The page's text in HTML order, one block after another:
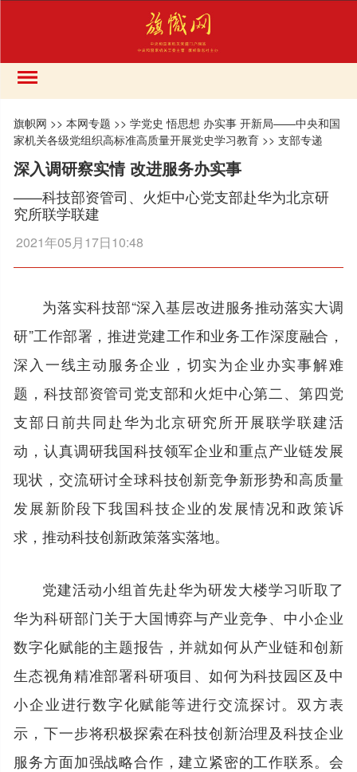
旗帜网 >>本网专题 >>学党史 悟思想 办实事 开新局——中央和国
家机关各级党组织高标准高质量开展党史学习教育 >>支部专递
深入调研察实情 改进服务办实事
——科技部资管司、火炬中心党支部赴华为北京研
究所联学联建
2021年05月17日10:48
为落实科技部“深入基层改进服务推动落实大调
研”工作部署，推进党建工作和业务工作深度融合，
深入一线主动服务企业，切实为企业办实事解难
题，科技部资管司党支部和火炬中心第二、第四党
支部日前共同赴华为北京研究所开展联学联建活
动，认真调研我国科技领军企业和重点产业链发展
现状，交流研讨全球科技创新竞争新形势和高质量
发展新阶段下我国科技企业的发展情况和政策诉
求，推动科技创新政策落实落地。
党建活动小组首先赴华为研发大楼学习听取了
华为科研部门关于大国博弈与产业竞争、中小企业
数字化赋能的主题报告，并就如何从产业链和创新
生态视角精准部署科研项目、如何为科技园区及中
小企业进行数字化赋能等进行交流探讨。双方表
示，下一步将积极探索在科技创新治理及科技企业
服务方面加强战略合作，建立紧密的工作联系。会